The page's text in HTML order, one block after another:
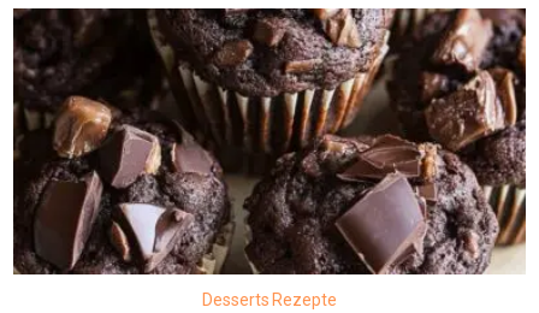
Desserts Rezepte